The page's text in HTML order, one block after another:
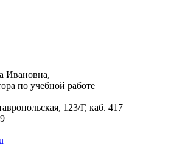
Ивановна,
по учебной работе
123/Г, каб. 417